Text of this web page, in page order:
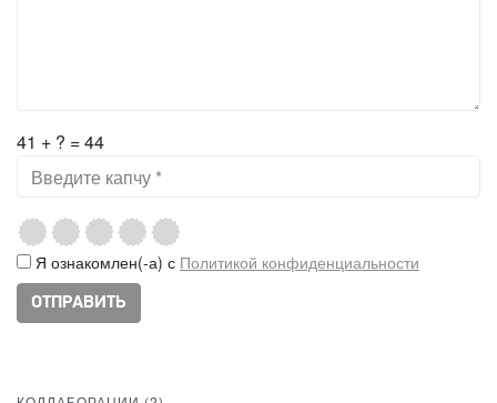
41 + ? = 44
Я ознакомлен(-а) с Политикой конфиденциальности